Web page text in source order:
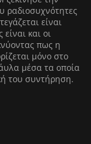
ραδιοσυχνότητες
είναι
και οι
πως η
μόνο στο
μέσα τα οποία
του συντήρηση.